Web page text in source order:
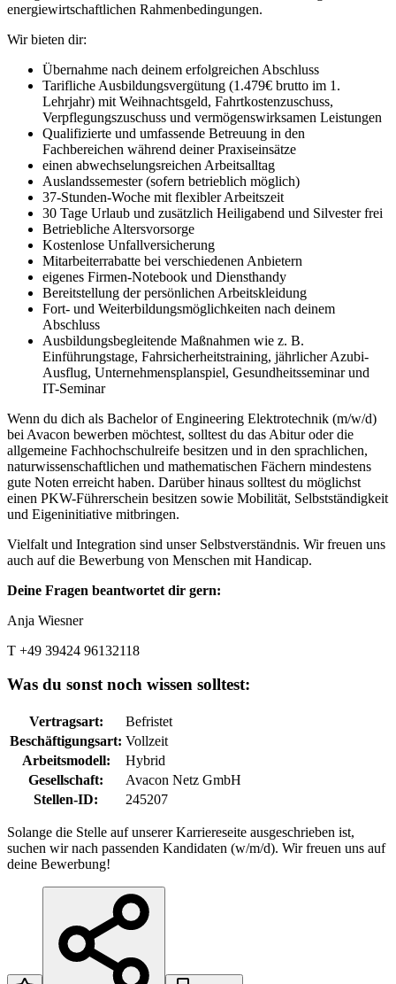
energiewirtschaftlichen Rahmenbedingungen.
Wir bieten dir:
Übernahme nach deinem erfolgreichen Abschluss
Tarifliche Ausbildungsvergütung (1.479€ brutto im 1.
Lehrjahr) mit Weihnachtsgeld, Fahrtkostenzuschuss,
Verpflegungszuschuss und vermögenswirksamen Leistungen
Qualifizierte und umfassende Betreuung in den
Fachbereichen während deiner Praxiseinsätze
einen abwechselungsreichen Arbeitsalltag
Auslandssemester (sofern betrieblich möglich)
37-Stunden-Woche mit flexibler Arbeitszeit
30 Tage Urlaub und zusätzlich Heiligabend und Silvester frei
Betriebliche Altersvorsorge
Kostenlose Unfallversicherung
Mitarbeiterrabatte bei verschiedenen Anbietern
eigenes Firmen-Notebook und Diensthandy
Bereitstellung der persönlichen Arbeitskleidung
Fort- und Weiterbildungsmöglichkeiten nach deinem
Abschluss
Ausbildungsbegleitende Maßnahmen wie z. B.
Einführungstage, Fahrsicherheitstraining, jährlicher Azubi-
Ausflug, Unternehmensplanspiel, Gesundheitsseminar und
IT-Seminar
Wenn du dich als Bachelor of Engineering Elektrotechnik (m/w/d)
bei Avacon bewerben möchtest, solltest du das Abitur oder die
allgemeine Fachhochschulreife besitzen und in den sprachlichen,
naturwissenschaftlichen und mathematischen Fächern mindestens
gute Noten erreicht haben. Darüber hinaus solltest du möglichst
einen PKW-Führerschein besitzen sowie Mobilität, Selbstständigkeit
und Eigeninitiative mitbringen.
Vielfalt und Integration sind unser Selbstverständnis. Wir freuen uns
auch auf die Bewerbung von Menschen mit Handicap.
Deine Fragen beantwortet dir gern:
Anja Wiesner
T +49 39424 96132118
Was du sonst noch wissen solltest:
Vertragsart:
Befristet
Beschäftigungsart: Vollzeit
Arbeitsmodell:
Hybrid
Gesellschaft:
Avacon Netz GmbH
Stellen-ID: 245207
Solange die Stelle auf unserer Karriereseite ausgeschrieben ist,
suchen wir nach passenden Kandidaten (w/m/d). Wir freuen uns auf
deine Bewerbung!